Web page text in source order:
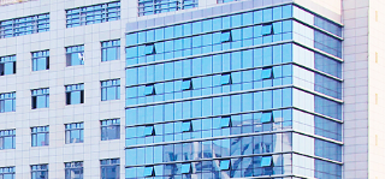
科研管理 医工交叉
中西医协同旗舰医院
信息公开 招标采购